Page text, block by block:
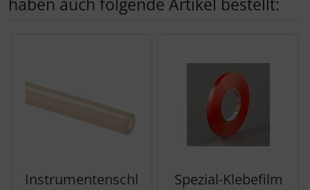
Instrumentenschl
Spezial-Klebefilm